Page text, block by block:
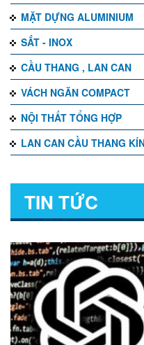
MẶT DỰNG ALUMINIUM
SẮT - INOX
CẦU THANG , LAN CAN
VÁCH NGĂN COMPACT
NỘI THẤT TỔNG HỢP
LAN CAN CẦU THANG
TIN TỨC